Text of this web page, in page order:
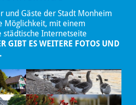
und Gäste der Stadt Monheim
Möglichkeit, mit einem
städtische Internetseite
GIBT ES WEITERE FOTOS UND